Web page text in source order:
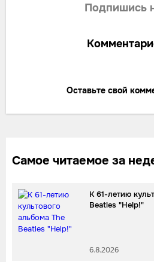
Подпишись
Оставьте свой
Самое читаемое за
К 61-летию
Beatles "Help!"
6.8.2026